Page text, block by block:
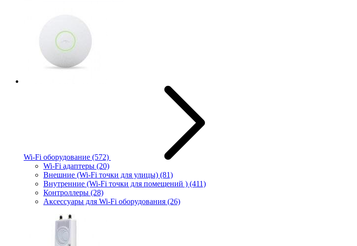
Wi-Fi оборудование (572)
Wi-Fi адаптеры (20)
Внешние (Wi-Fi точки для улицы) (81)
Внутренние (Wi-Fi точки для помещений ) (411)
Контроллеры (28)
Аксессуары для Wi-Fi оборудования (26)